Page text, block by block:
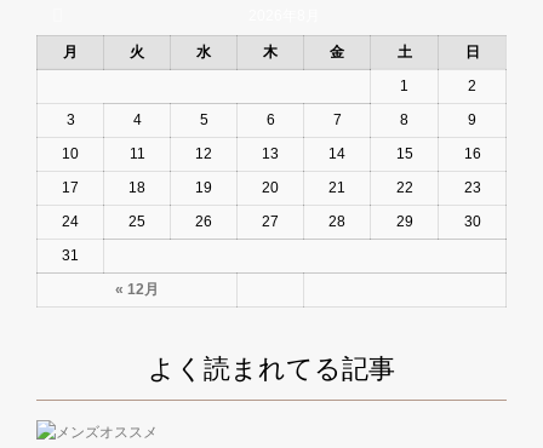
月 火 水 木 金 土 日
« 12月
1
2
3
4 5 6 7 8
9
10
11 12 13 14 15
16
17
18 19 20 21 22
23
24
25 26 27 28 29
30
31
よく読まれてる記事